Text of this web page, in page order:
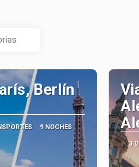
Berlín
9 NOCHES
3